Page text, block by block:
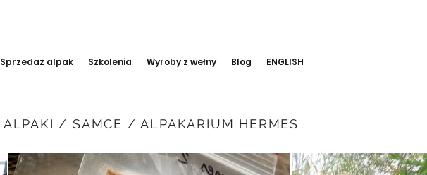
Sprzedaż alpak Szkolenia Wyroby z wełny Blog ENGLISH
ALPAKI / SAMCE / ALPAKARIUM HERMES